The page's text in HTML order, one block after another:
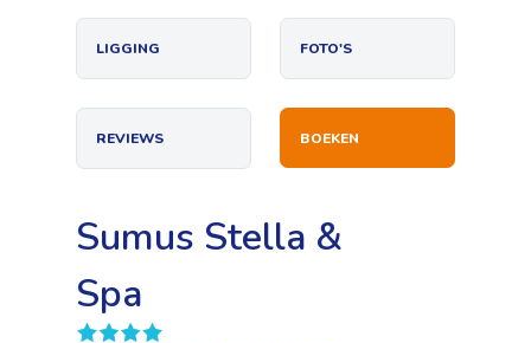
LIGGING FOTO'S
REVIEWS BOEKEN
Sumus Stella &
Spa